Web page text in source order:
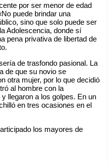
por ser menor de edad
puede brindar una
sino que solo puede ser
Adolescencia, donde sí
pena privativa de libertad de
de trasfondo pasional. La
de que su novio se
otra mujer, por lo que decidió
al hombre con la
llegaron a los golpes. En un
en tres ocasiones en el
los mayores de